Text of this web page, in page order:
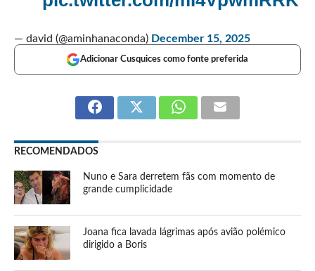
— david (@aminhanaconda) December 15, 2025
Adicionar Cusquices como fonte preferida
RECOMENDADOS
Nuno e Sara derretem fãs com momento de
grande cumplicidade
Joana fica lavada lágrimas após avião polémico
dirigido a Boris